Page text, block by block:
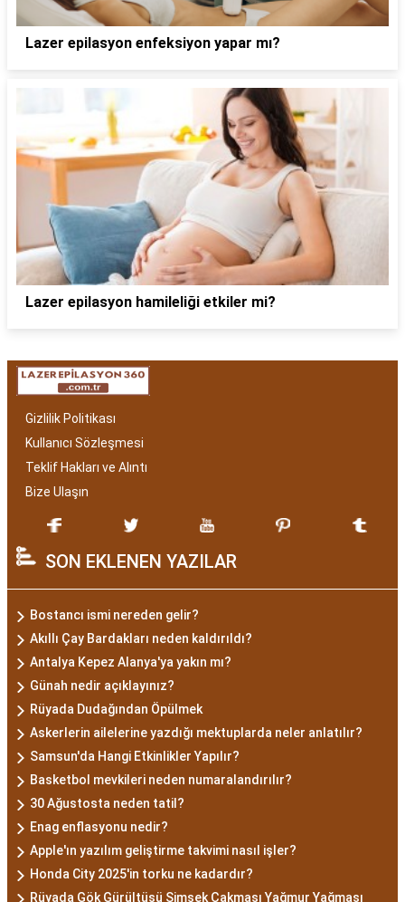
Lazer epilasyon enfeksiyon yapar mı?
Lazer epilasyon hamileliği etkiler mi?
Gizlilik Politikası
Kullanıcı Sözleşmesi
Teklif Hakları ve Alıntı
Bize Ulaşın
SON EKLENEN YAZILAR
Bostancı ismi nereden gelir?
Akıllı Çay Bardakları neden kaldırıldı?
Antalya Kepez Alanya'ya yakın mı?
Günah nedir açıklayınız?
Rüyada Dudağından Öpülmek
Askerlerin ailelerine yazdığı mektuplarda neler anlatılır?
Samsun'da Hangi Etkinlikler Yapılır?
Basketbol mevkileri neden numaralandırılır?
30 Ağustosta neden tatil?
Enag enflasyonu nedir?
Apple'ın yazılım geliştirme takvimi nasıl işler?
Honda City 2025'in torku ne kadardır?
Rüyada Gök Gürültüsü Şimşek Çakması Yağmur Yağması